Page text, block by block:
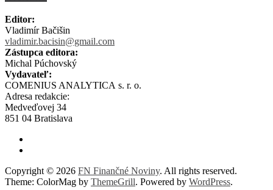
Editor:
Vladimír Bačišin
vladimir.bacisin@gmail.com
Zástupca editora:
Michal Púchovský
Vydavateľ:
COMENIUS ANALYTICA s. r. o.
Adresa redakcie:
Medveďovej 34
851 04 Bratislava
Copyright © 2026 FN Finančné Noviny. All rights reserved.
Theme: ColorMag by ThemeGrill. Powered by WordPress.